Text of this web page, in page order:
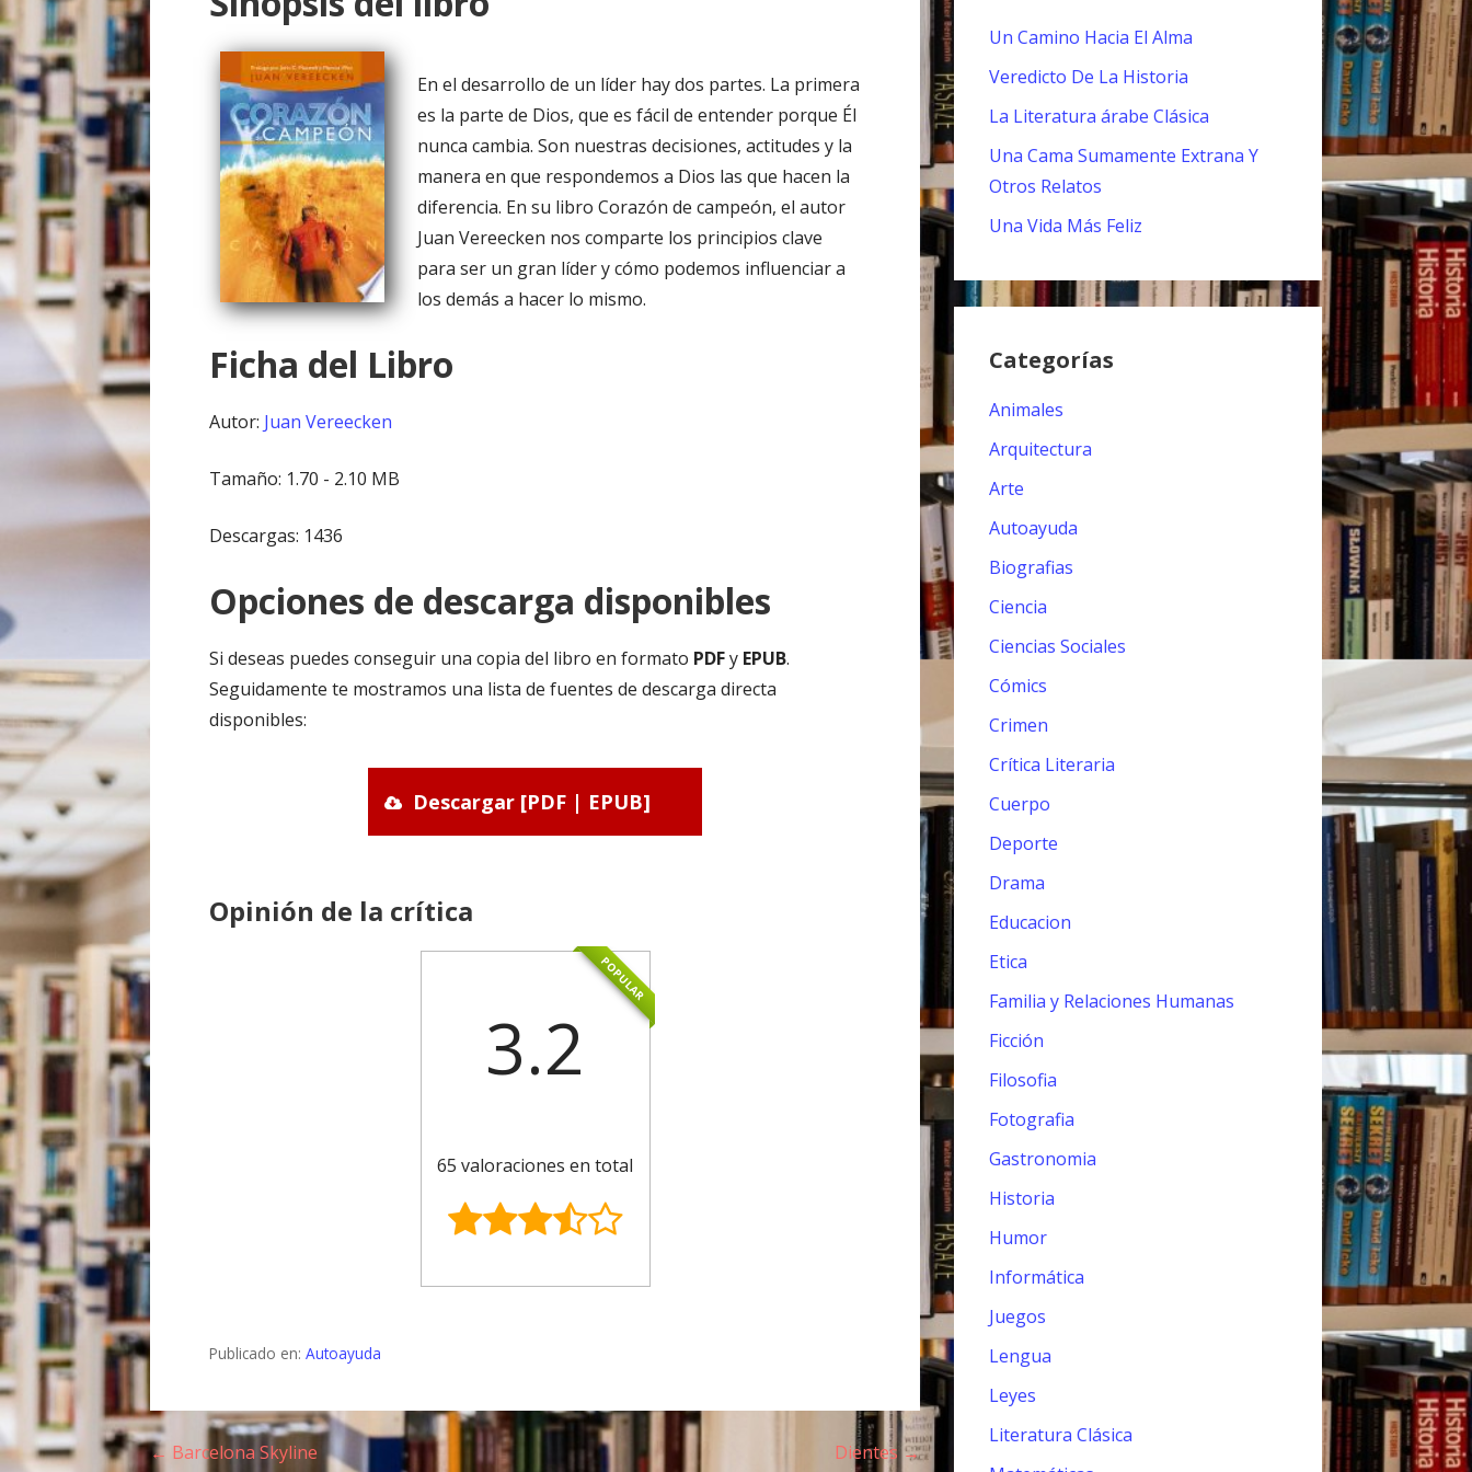
o
En el desarrollo de un líder hay dos partes. La primera
es la parte de Dios, que es fácil de entender porque Él
nunca cambia. Son nuestras decisiones, actitudes y la
manera en que respondemos a Dios las que hacen la
diferencia. En su libro Corazón de campeón, el autor
Juan Vereecken nos comparte los principios clave
para ser un gran líder y cómo podemos influenciar a
los demás a hacer lo mismo.
Ficha del Libro
Autor: Juan Vereecken
Tamaño: 1.70 - 2.10 MB
Descargas: 1436
Opciones de descarga disponibles
Si deseas puedes conseguir una copia del libro en formato PDFy EPUB.
Seguidamente te mostramos una lista de fuentes de descarga directa
disponibles:
Descargar [PDF | EPUB]
Opinión de la crítica
POPULAR
3.2
65 valoraciones en total
Publicado en:Autoayuda
← Barcelona Skyline Dientes →
Un Camino Hacia El Alma
Veredicto De La Historia
La Literatura árabe Clásica
Una Cama Sumamente Extrana Y
Otros Relatos
Una Vida Más Feliz
Categorías
Animales
Arquitectura
Arte
Autoayuda
Biografias
Ciencia
Ciencias Sociales
Cómics
Crimen
Crítica Literaria
Cuerpo
Deporte
Drama
Educacion
Etica
Familia y Relaciones Humanas
Ficción
Filosofia
Fotografia
Gastronomia
Historia
Humor
Informática
Juegos
Lengua
Leyes
Literatura Clásica